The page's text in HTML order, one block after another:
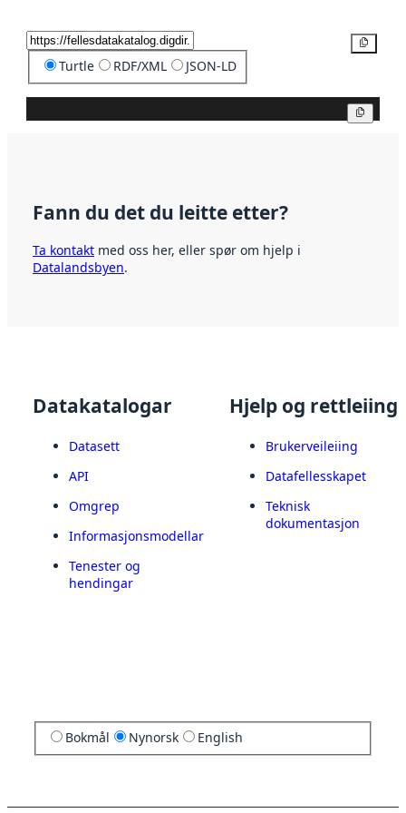
Turtle RDF/XML JSON-LD
Fann du det du leitte etter?
Ta kontakt med oss her, eller spør om hjelp i
Datalandsbyen.
Datakatalogar
Datasett
API
Omgrep
Informasjonsmodellar
Tenester og
hendingar
Hjelp og rettleiing
Brukerveileiing
Datafellesskapet
Teknisk
dokumentasjon
Bokmål Nynorsk English